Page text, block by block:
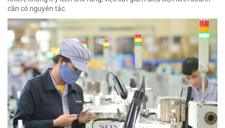
cần có nguyên tắc.